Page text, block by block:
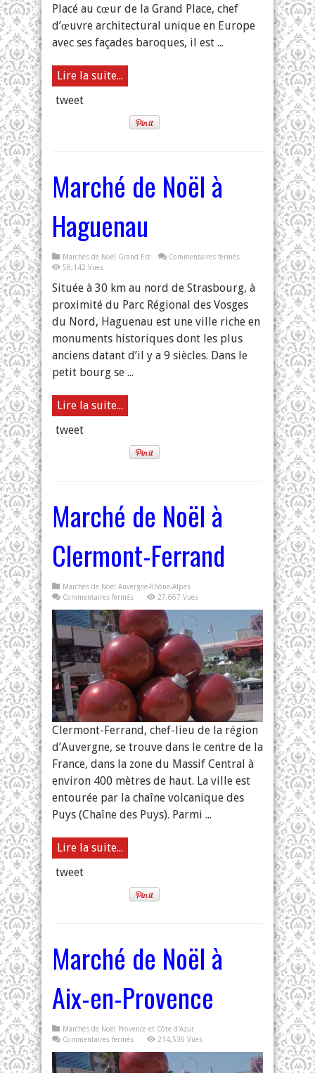
Placé au cœur de la Grand Place, chef
d’œuvre architectural unique en Europe
avec ses façades baroques, il est ...
Lire la suite...
tweet
Marché de Noël à
Haguenau
Marchés de Noël Grand Est Commentaires fermés
à
Haguenau
59,142 Vues
Située à 30 km au nord de Strasbourg, à
proximité du Parc Régional des Vosges
du Nord, Haguenau est une ville riche en
monuments historiques dont les plus
anciens datant d’il y a 9 siècles. Dans le
petit bourg se ...
Lire la suite...
tweet
Marché de Noël à
Clermont-Ferrand
Marchés de Noël Auvergne-Rhône-Alpes
Commentaires fermés
de
Clermont-
Ferrand
27,667 Vues
Clermont-Ferrand, chef-lieu de la région
d’Auvergne, se trouve dans le centre de la
France, dans la zone du Massif Central à
environ 400 mètres de haut. La ville est
entourée par la chaîne volcanique des
Puys (Chaîne des Puys). Parmi ...
Lire la suite...
tweet
Marché de Noël à
Aix-en-Provence
Marchés de Noël Provence et Côte d'Azur
Commentaires fermés
de
214,536 Vues